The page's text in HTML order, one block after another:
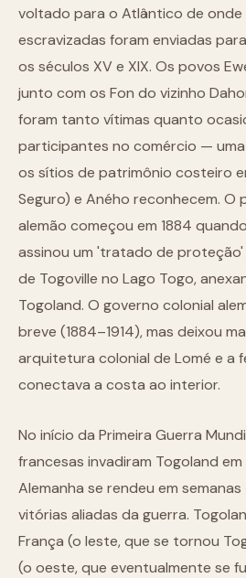
voltado para o Atlântico de onde
escravizadas foram enviadas
os séculos XV e XIX. Os povos
junto com os Fon do vizinho
foram tanto vítimas quanto
participantes no comércio — uma
os sítios de patrimônio costeiro
Seguro) e Aného reconhecem. O
alemão começou em 1884
assinou um 'tratado de proteção'
de Togoville no Lago Togo,
Togoland. O governo colonial
breve (1884–1914), mas deixou
arquitetura colonial de Lomé e a
conectava a costa ao interior.
No início da Primeira Guerra
francesas invadiram Togoland em
Alemanha se rendeu em semanas
vitórias aliadas da guerra.
França (o leste, que se tornou
(o oeste, que eventualmente se